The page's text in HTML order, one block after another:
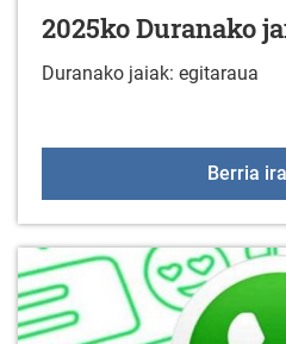
2025ko Duranako
Duranako jaiak: egitaraua
Berria